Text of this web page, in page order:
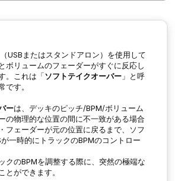
USBまたはスタンドアロン）を使用して
ボリュームのフェーダーがすぐに反応し
。これは「ソフトテイクオーバー 」と呼
です。
ーは、デッキのピッチ/BPM/ボリューム
の物理的な位置の間に不一致がある場合
フェーダーが元の位置に戻るまで、ソフ
一時的にトラックのBPMのコントロー
クのBPMを調整する際に、突然の極端な
とができます。